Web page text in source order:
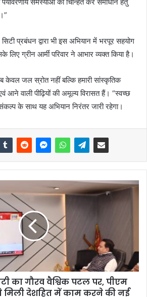
प्रबंधन द्वारा भी इस अभियान में भरपूर सहयोग
लिए ग्रीन आर्मी परिवार ने आभार व्यक्त किया है।
केवल जल स्रोत नहीं बल्कि हमारी सांस्कृतिक
आने वाली पीढ़ियों की अमूल्य विरासत हैं। “स्वच्छ
के साथ यह अभियान निरंतर जारी रहेगा।
का गौरव वैश्विक पटल पर, पीएम
मिली देशहित में काम करने की नई